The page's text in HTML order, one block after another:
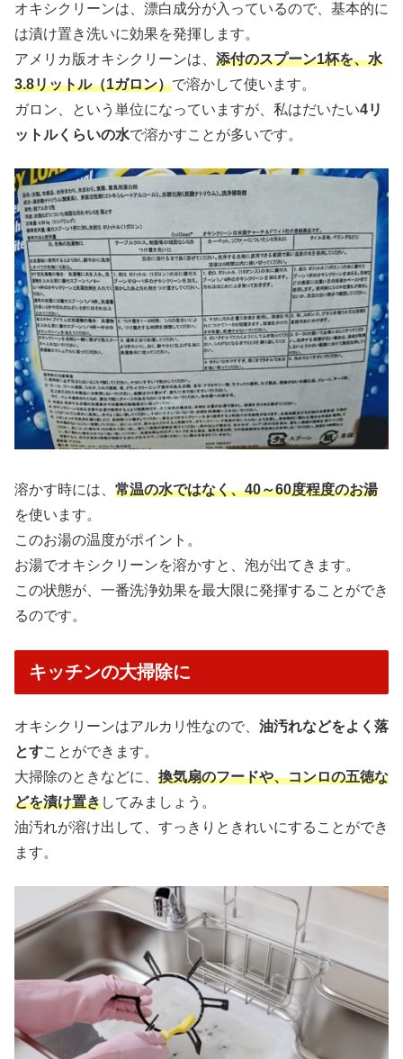
オキシクリーンは、漂白成分が入っているので、基本的に
は漬け置き洗いに効果を発揮します。
アメリカ版オキシクリーンは、 添付のスプーン1杯を、水
3.8リットル（1ガロン）で溶かして使います。
ガロン、という単位になっていますが、私はだいたい4リ
ットルくらいの水で溶かすことが多いです。
溶かす時には、 常温の水ではなく、40～60度程度のお湯
を使います。
このお湯の温度がポイント。
お湯でオキシクリーンを溶かすと、泡が出てきます。
この状態が、一番洗浄効果を最大限に発揮することができ
るのです。
キッチンの大掃除に
オキシクリーンはアルカリ性なので、 油汚れなどをよく落
とすことができます。
大掃除のときなどに、 換気扇のフードや、コンロの五徳な
どを漬け置きしてみましょう。
油汚れが溶け出して、すっきりときれいにすることができ
ます。